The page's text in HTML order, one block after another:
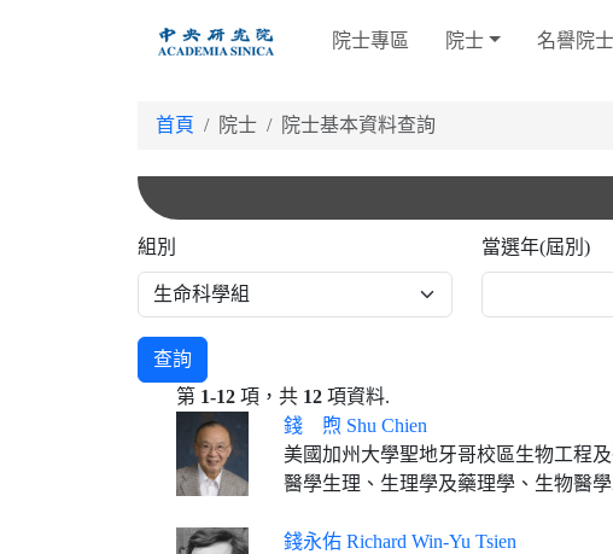
院士專區 院士 名譽院士
首頁 院士 院士基本資料查詢
組別 當選年(屆別)
查詢
第 1-12 項，共 12 項資料.
錢 煦 Shu Chien
美國加州大學聖地牙哥校區生物工程
醫學生理、生理學及藥理學、生物醫
錢永佑 Richard Win-Yu Tsien